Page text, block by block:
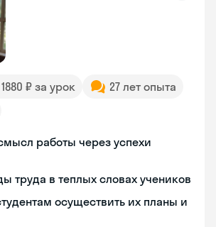
₽ за урок
27 лет опыта
работы через успехи
труда в теплых словах учеников
осуществить их планы и